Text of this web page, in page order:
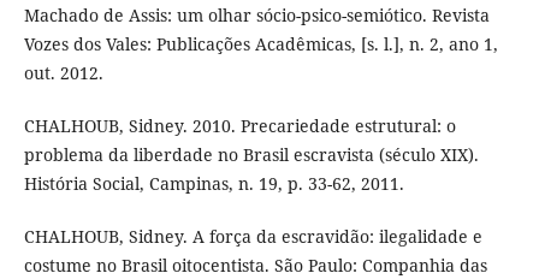
Machado de Assis: um olhar sócio-psico-semiótico. Revista
Vozes dos Vales: Publicações Acadêmicas, [s. l.], n. 2, ano 1,
out. 2012.
CHALHOUB, Sidney. 2010. Precariedade estrutural: o
problema da liberdade no Brasil escravista (século XIX).
História Social, Campinas, n. 19, p. 33-62, 2011.
CHALHOUB, Sidney. A força da escravidão: ilegalidade e
costume no Brasil oitocentista. São Paulo: Companhia das